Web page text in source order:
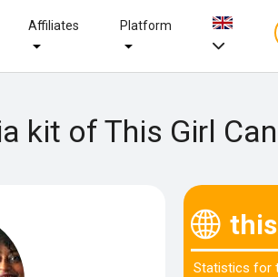
Affiliates Platform
kit of This Girl
Statistics for